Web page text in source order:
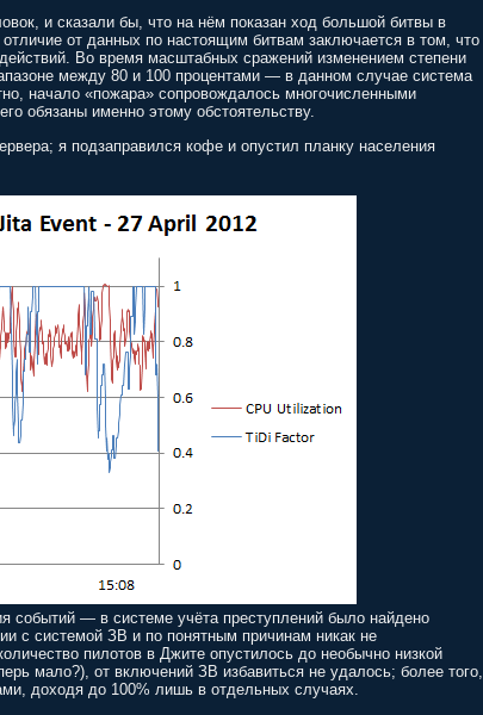
и сказали бы, что на нём показан ход большой битвы в
от данных по настоящим битвам заключается в том, что
Во время масштабных сражений изменением степени
между 80 и 100 процентами — в данном случае система
начало «пожара» сопровождалось многочисленными
обязаны именно этому обстоятельству.
я подзаправился кофе и опустил планку населения
событий — в системе учёта преступлений было найдено
с системой ЗВ и по понятным причинам никак не
пилотов в Джите опустилось до необычно низкой
мало?), от включений ЗВ избавиться не удалось; более того,
доходя до 100% лишь в отдельных случаях.